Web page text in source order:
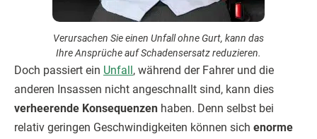
Verursachen Sie einen Unfall ohne Gurt, kann das
Ihre Ansprüche auf Schadensersatz reduzieren.
Doch passiert ein Unfall, während der Fahrer und die
anderen Insassen nicht angeschnallt sind, kann dies
verheerende Konsequenzen haben. Denn selbst bei
relativ geringen Geschwindigkeiten können sich enorme